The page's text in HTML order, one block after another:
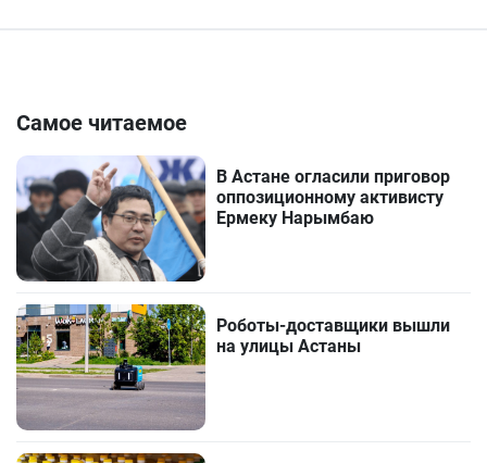
Самое читаемое
В Астане огласили приговор
оппозиционному активисту
Ермеку Нарымбаю
Роботы-доставщики вышли
на улицы Астаны